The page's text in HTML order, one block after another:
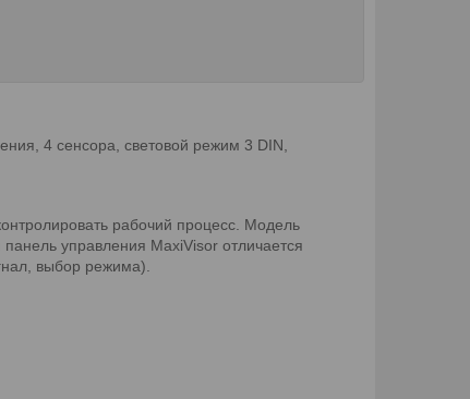
4 сенсора, световой режим 3 DIN,
рабочий процесс. Модель
управления MaxiVisor отличается
выбор режима).